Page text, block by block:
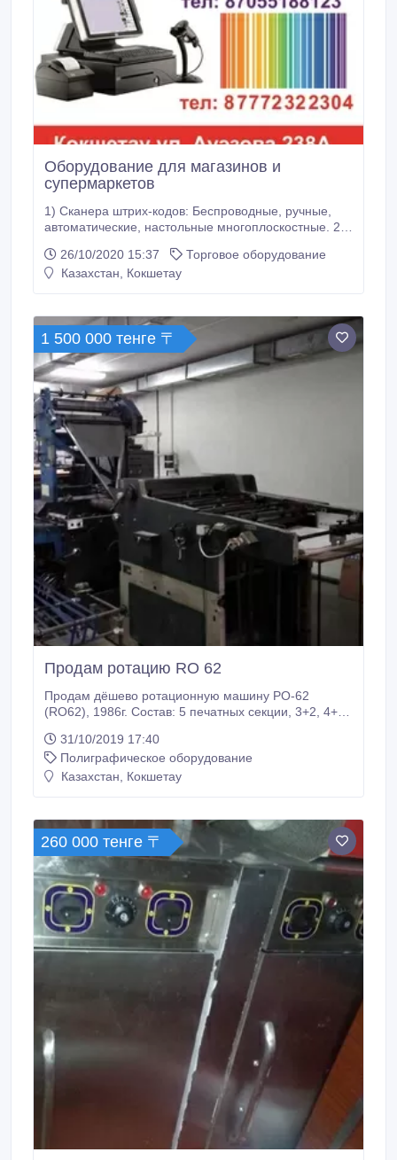
Оборудование для магазинов и
супермаркетов
1) Сканера штрих-кодов: Беспроводные, ручные,
автоматические, настольные многоплоскостные. 2)
к ПК: USB, LAN, COM. Ширина печати: 57-80мм. 3)
Термо Принтер этикеток: Ширина печати: 20-58 мм
26/10/2020 15:37
Торговое оборудование
Казахстан, Кокшетау
1 500 000 тенге 〒
Продам ротацию RO 62
Продам дёшево ротационную машину РО-62
(RO62), 1986г. Состав: 5 печатных секции, 3+2, 4+1,
А5(книжно-газетный). Контакты: Тел. 8 7162 33 35
74 Сот..
31/10/2019 17:40
Полиграфическое оборудование
Казахстан, Кокшетау
260 000 тенге 〒